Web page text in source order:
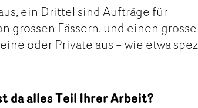
ein Drittel sind Aufträge für
grossen Fässern, und einen
oder Private aus – wie etwa
da alles Teil Ihrer Arbeit?